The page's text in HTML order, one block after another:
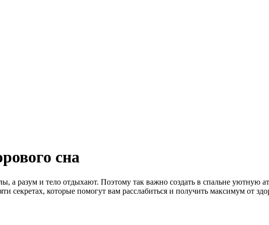
сна
а разум и тело отдыхают. Поэтому так важно создать в спальне уютную
секретах, которые помогут вам расслабиться и получить максимум от